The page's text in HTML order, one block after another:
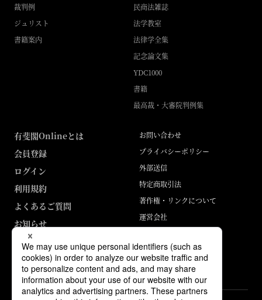
裁判例
ジュリスト
書籍案内
民商法雑誌
法学教室
法律学全集
記念論文集
YDC1000
書籍
最高裁・大審院判例集
有斐閣Onlineとは
会員登録
ログイン
利用規約
よくあるご質問
お知らせ
お問い合わせ
プライバシーポリシー
外部送信
特定商取引法
著作権・リンクについて
運営会社